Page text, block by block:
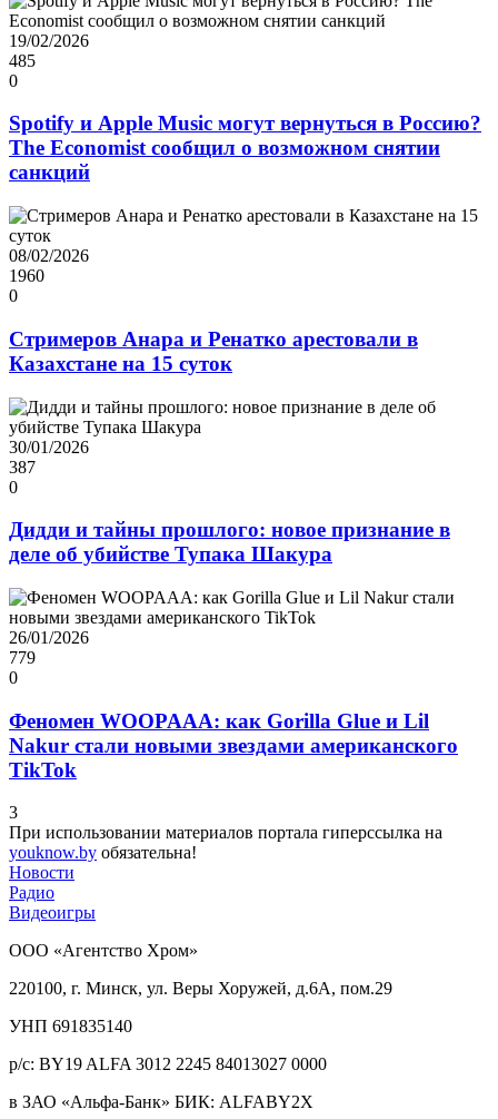
19/02/2026
485
0
Spotify и Apple Music могут вернуться в Россию?
The Economist сообщил о возможном снятии
санкций
08/02/2026
1960
0
Стримеров Анара и Ренатко арестовали в
Казахстане на 15 суток
30/01/2026
387
0
Дидди и тайны прошлого: новое признание в
деле об убийстве Тупака Шакура
26/01/2026
779
0
Феномен WOOPAAA: как Gorilla Glue и Lil
Nakur стали новыми звездами американского
TikTok
3
При использовании материалов портала гиперссылка на
youknow.by обязательна!
Новости
Радио
Видеоигры
ООО «Агентство Хром»
220100, г. Минск, ул. Веры Хоружей, д.6А, пом.29
УНП 691835140
р/с: BY19 ALFA 3012 2245 84013027 0000
в ЗАО «Альфа-Банк» БИК: ALFABY2X